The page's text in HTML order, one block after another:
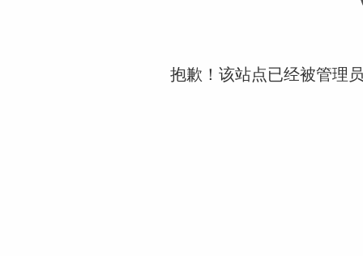
抱歉！该站点已经被管理